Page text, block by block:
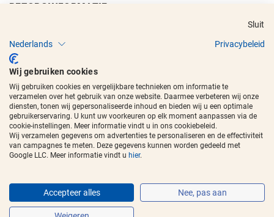
BEZORGINFORMATIE
Copyright © 2017 - 2026 Horecavoordeelen de beeldmerken zijn
geregistreerde handelsmerken.
Sluit
Nederlands
Privacybeleid
Wij gebruiken cookies
Wij gebruiken cookies en vergelijkbare technieken om informatie te
verzamelen over het gebruik van onze website. Daarmee verbeteren wij onze
diensten, tonen wij gepersonaliseerde inhoud en bieden wij u een optimale
gebruikerservaring. U kunt uw voorkeuren op elk moment aanpassen via de
cookie-instellingen. Meer informatie vindt u in ons cookiebeleid.
Wij verzamelen gegevens om advertenties te personaliseren en de effectiviteit
van campagnes te meten. Deze gegevens kunnen worden gedeeld met
Google LLC. Meer informatie vindt u hier.
Accepteer alles Nee, pas aan